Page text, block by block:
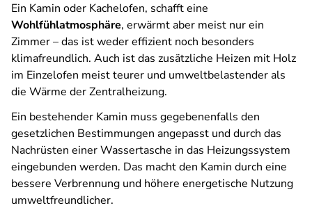
Ein Kamin oder Kachelofen, schafft eine
Wohlfühlatmosphäre, erwärmt aber meist nur ein
Zimmer – das ist weder effizient noch besonders
klimafreundlich. Auch ist das zusätzliche Heizen mit Holz
im Einzelofen meist teurer und umweltbelastender als
die Wärme der Zentralheizung.
Ein bestehender Kamin muss gegebenenfalls den
gesetzlichen Bestimmungen angepasst und durch das
Nachrüsten einer Wassertasche in das Heizungssystem
eingebunden werden. Das macht den Kamin durch eine
bessere Verbrennung und höhere energetische Nutzung
umweltfreundlicher.